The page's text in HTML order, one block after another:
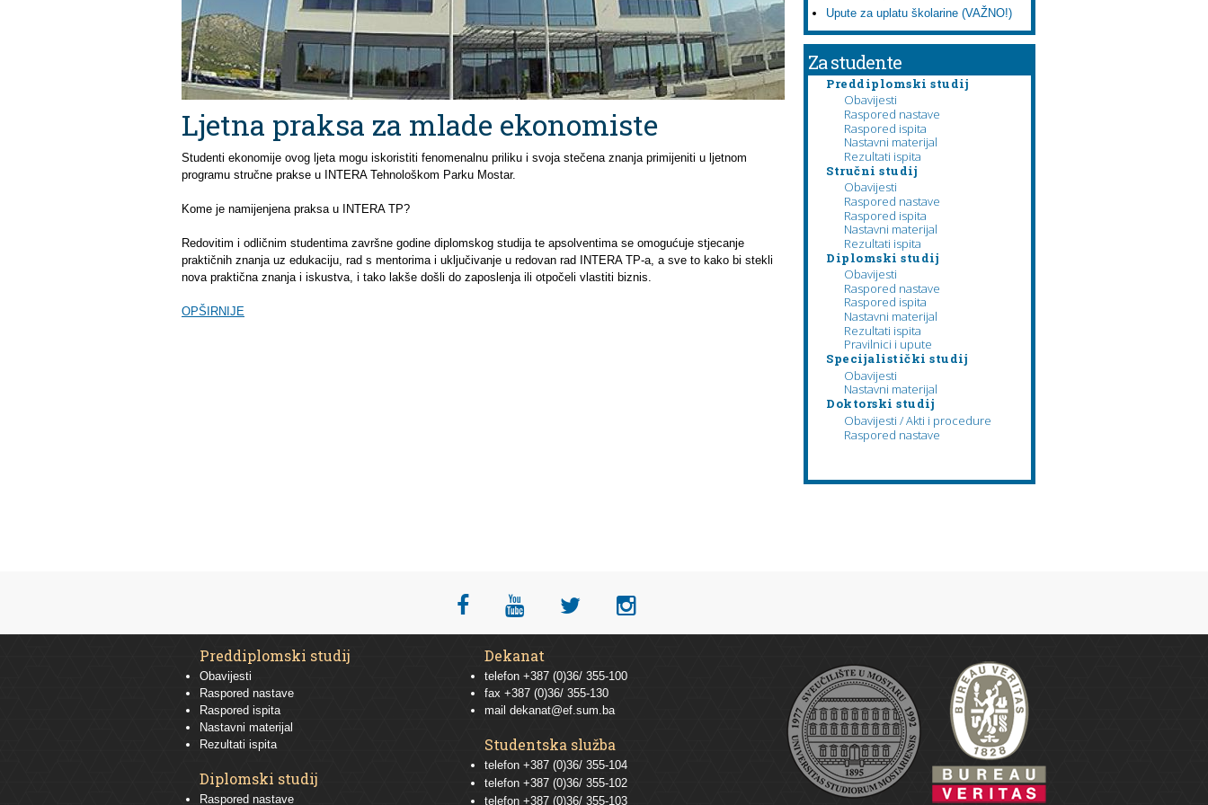
Ljetna praksa za mlade ekonomiste
Studenti ekonomije ovog ljeta mogu iskoristiti fenomenalnu priliku i svoja stečena znanja primijeniti u ljetnom
programu stručne prakse u INTERA Tehnološkom Parku Mostar.
Kome je namijenjena praksa u INTERA TP?
Redovitim i odličnim studentima završne godine diplomskog studija te apsolventima se omogućuje stjecanje
praktičnih znanja uz edukaciju, rad s mentorima i uključivanje u redovan rad INTERA TP-a, a sve to kako bi stekli
nova praktična znanja i iskustva, i tako lakše došli do zaposlenja ili otpočeli vlastiti biznis.
OPŠIRNIJE
Upute za uplatu školarine (VAŽNO!)
Za studente
Preddiplomski studij
Obavijesti
Raspored nastave
Raspored ispita
Nastavni materijal
Rezultati ispita
Stručni studij
Obavijesti
Raspored nastave
Raspored ispita
Nastavni materijal
Rezultati ispita
Diplomski studij
Obavijesti
Raspored nastave
Raspored ispita
Nastavni materijal
Rezultati ispita
Pravilnici i upute
Specijalistički studij
Obavijesti
Nastavni materijal
Doktorski studij
Obavijesti / Akti i procedure
Raspored nastave
Preddiplomski studij
Obavijesti
Raspored nastave
Raspored ispita
Nastavni materijal
Rezultati ispita
Diplomski studij
Raspored nastave
Dekanat
telefon +387 (0)36/ 355-100
fax +387 (0)36/ 355-130
mail dekanat@ef.sum.ba
Studentska služba
telefon +387 (0)36/ 355-104
telefon +387 (0)36/ 355-102
telefon +387 (0)36/ 355-103